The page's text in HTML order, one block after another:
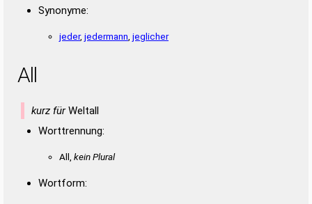
Synonyme:
jeder, jedermann jeglicher
All
kurz fürWeltall
Worttrennung:
All, kein Plural
Wortform: